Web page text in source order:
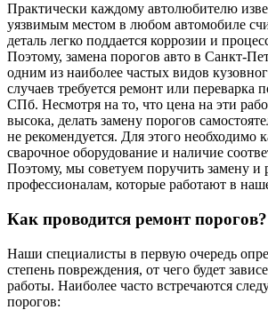
Практически каждому автолюбителю
уязвимым местом в любом автомобиле
деталь легко поддается коррозии и
Поэтому, замена порогов авто в Санкт-
одним из наиболее частых видов
случаев требуется ремонт или переварка
СПб. Несмотря на то, что цена на эти
высока, делать замену порогов
не рекомендуется. Для этого необходимо
сварочное оборудование и наличие
Поэтому, мы советуем поручить замену и
профессионалам, которые работают в
Как проводится ремонт порогов?
Наши специалисты в первую очередь
степень повреждения, от чего будет
работы. Наиболее часто встречаются
порогов: